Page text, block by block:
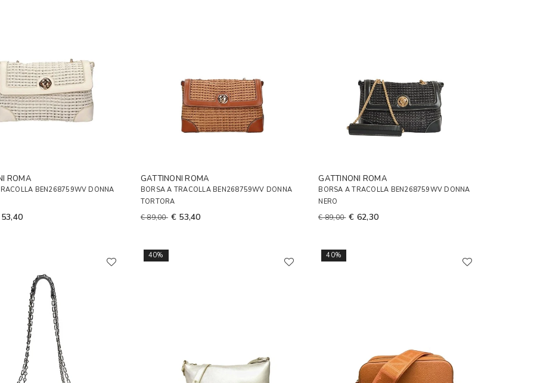
ROMA
BEN268759WV DONNA
GATTINONI ROMA
BORSA A TRACOLLA BEN268759WV DONNA
TORTORA
€ 89,00 € 53,40
GATTINONI ROMA
BORSA A TRACOLLA BEN268759WV DONNA
NERO
€ 89,00 € 62,30
40% 40%